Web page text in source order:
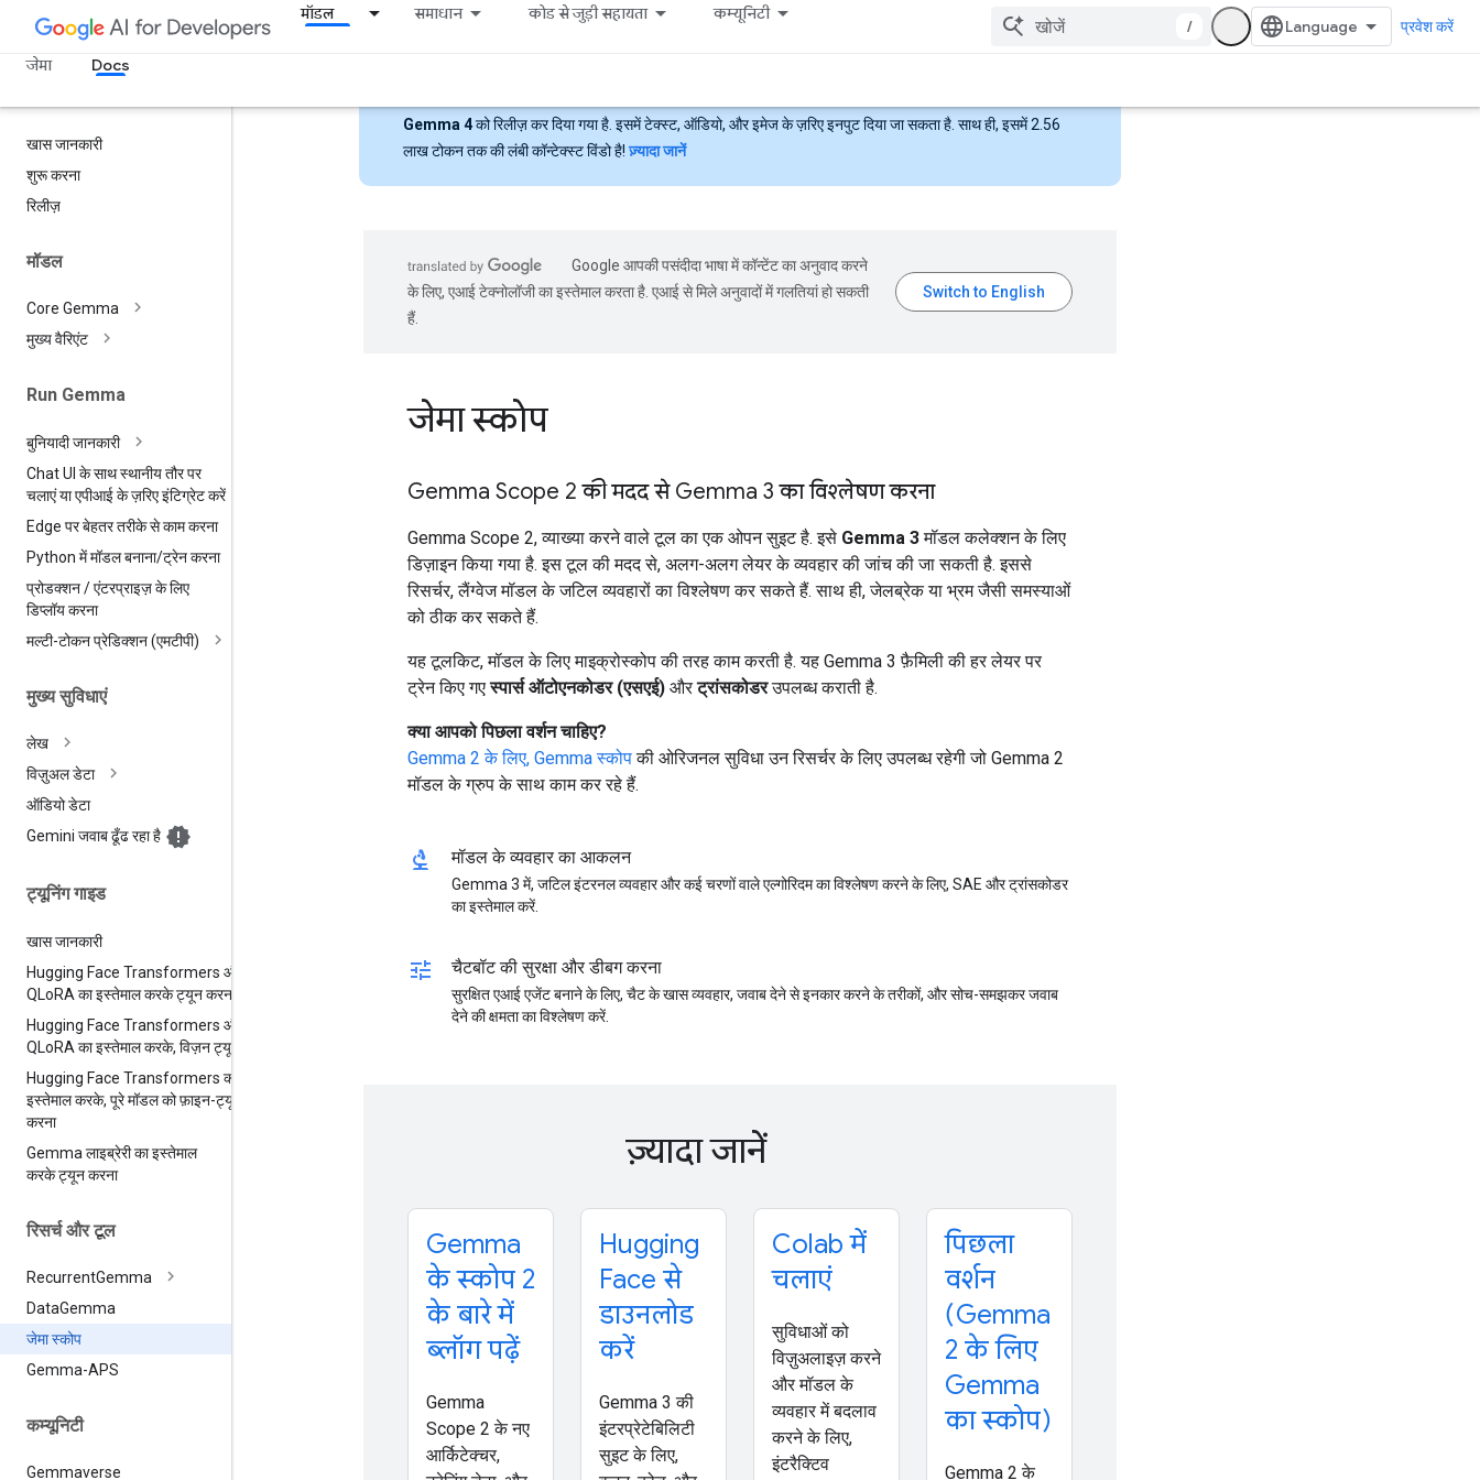
मॉडल समाधान कोड से जुड़ी सहायता कम्यूनिटी
/ प्रवेश करें
जेमा Docs
खास जानकारी
शुरू करना
रिलीज़
मॉडल
Core Gemma
मुख्य वैरिएंट
Run Gemma
बुनियादी जानकारी
Chat UI के साथ स्थानीय तौर पर
चलाएं या एपीआई के ज़रिए इंटिग्रेट करें
Edge पर बेहतर तरीके से काम करना
Python में मॉडल बनाना/ट्रेन करना
प्रोडक्शन/एंटरप्राइज़ के लिए
डिप्लॉय करना
मल्टी-टोकन प्रेडिक्शन (एमटीपी)
मुख्य सुविधाएं
लेख
विज़ुअल डेटा
ऑडियो डेटा
Gemini जवाब ढूँढ रहा है
ट्यूनिंग गाइड
खास जानकारी
Hugging Face Transformers और
QLoRA का इस्तेमाल करके ट्यून करना
Hugging Face Transformers और
QLoRA का इस्तेमाल करके, विज़न ट्यून
Hugging Face Transformers का
इस्तेमाल करके, पूरे मॉडल को फ़ाइन-ट्यून
करना
Gemma लाइब्रेरी का इस्तेमाल
करके ट्यून करना
रिसर्च और टूल
RecurrentGemma
DataGemma
जेमा स्कोप
Gemma-APS
कम्यूनिटी
Gemmaverse
Gemma 4को रिलीज़ कर दिया गया है. इसमें टेक्स्ट, ऑडियो, और इमेज के ज़रिए इनपुट दिया जा सकता है. साथ ही, इसमें 2.56
लाख टोकन तक की लंबी कॉन्टेक्स्ट विंडो है!ज़्यादा जानें
Google आपकी पसंदीदा भाषा में कॉन्टेंट का अनुवाद करने
के लिए, एआई टेक्नोलॉजी का इस्तेमाल करता है. एआई से मिले अनुवादों में गलतियां हो सकती
हैं.
जेमा स्कोप
Gemma Scope 2 की मदद से Gemma 3 का विश्लेषण करना
Gemma Scope 2, व्याख्या करने वाले टूल का एक ओपन सुइट है. इसे Gemma 3मॉडल कलेक्शन के लिए
डिज़ाइन किया गया है. इस टूल की मदद से, अलग-अलग लेयर के व्यवहार की जांच की जा सकती है. इससे
रिसर्चर, लैंग्वेज मॉडल के जटिल व्यवहारों का विश्लेषण कर सकते हैं. साथ ही, जेलब्रेक या भ्रम जैसी समस्याओं
को ठीक कर सकते हैं.
यह टूलकिट, मॉडल के लिए माइक्रोस्कोप की तरह काम करती है. यह Gemma 3 फ़ैमिली की हर लेयर पर
ट्रेन किए गएस्पार्स ऑटोएनकोडर (एसएई) औरट्रांसकोडरउपलब्ध कराती है.
क्या आपको पिछला वर्शन चाहिए?
Gemma 2 के लिए, Gemma स्कोपकी ओरिजनल सुविधा उन रिसर्चर के लिए उपलब्ध रहेगी जो Gemma 2
मॉडल के ग्रुप के साथ काम कर रहे हैं.
biotech मॉडल के व्यवहार का आकलन
Gemma 3 में, जटिल इंटरनल व्यवहार और कई चरणों वाले एल्गोरिदम का विश्लेषण करने के लिए, SAE और ट्रांसकोडर
का इस्तेमाल करें.
tune चैटबॉट की सुरक्षा और डीबग करना
सुरक्षित एआई एजेंट बनाने के लिए, चैट के खास व्यवहार, जवाब देने से इनकार करने के तरीकों, और सोच-समझकर जवाब
देने की क्षमता का विश्लेषण करें.
ज़्यादा जानें
Gemma
के स्कोप 2
के बारे में
ब्लॉग पढ़ें
Gemma
Scope 2 के नए
आर्किटेक्चर,
Hugging
Face से
डाउनलोड
करें
Gemma 3 की
इंटरप्रेटेबिलिटी
सुइट के लिए,
Colab में
चलाएं
सुविधाओं को
विज़ुअलाइज़ करने
और मॉडल के
व्यवहार में बदलाव
करने के लिए,
इंटरैक्टिव
पिछला
वर्शन
(Gemma
2 के लिए
Gemma
का स्कोप)
Gemma 2 के